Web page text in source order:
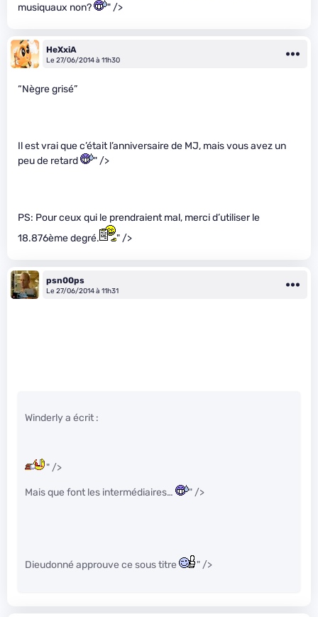
musiquaux non?
" />
HeXxiA
Le 27/06/2014 à 11h30
“Nègre grisé”
Il est vrai que c’était l’anniversaire de MJ, mais vous avez un
peu de retard
" />
PS: Pour ceux qui le prendraient mal, merci d’utiliser le
18.876ème degré.
" />
psn00ps
Le 27/06/2014 à 11h31
Winderly a écrit :
" />
Mais que font les intermédiaires… " />
Dieudonné approuve ce sous titre " />